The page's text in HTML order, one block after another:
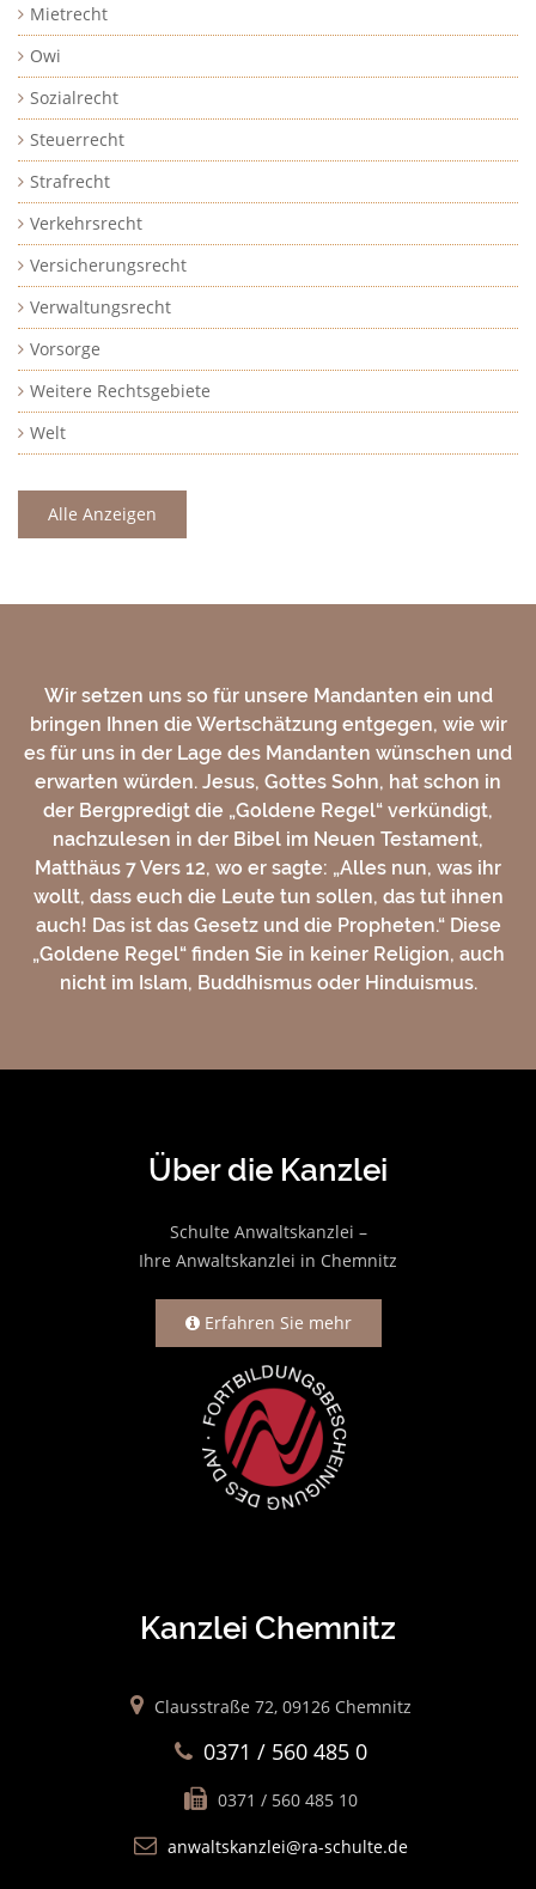
Mietrecht
Owi
Sozialrecht
Steuerrecht
Strafrecht
Verkehrsrecht
Versicherungsrecht
Verwaltungsrecht
Vorsorge
Weitere Rechtsgebiete
Welt
Alle Anzeigen
Wir setzen uns so für unsere Mandanten ein und
bringen Ihnen die Wertschätzung entgegen, wie wir
es für uns in der Lage des Mandanten wünschen und
erwarten würden. Jesus, Gottes Sohn, hat schon in
der Bergpredigt die „Goldene Regel“ verkündigt,
nachzulesen in der Bibel im Neuen Testament,
Matthäus 7 Vers 12, wo er sagte: „Alles nun, was ihr
wollt, dass euch die Leute tun sollen, das tut ihnen
auch! Das ist das Gesetz und die Propheten.“ Diese
„Goldene Regel“ finden Sie in keiner Religion, auch
nicht im Islam, Buddhismus oder Hinduismus.
Über die Kanzlei
Schulte Anwaltskanzlei –
Ihre Anwaltskanzlei in Chemnitz
Erfahren Sie mehr
Kanzlei Chemnitz
Clausstraße 72, 09126 Chemnitz
0371 / 560 485 0
0371 / 560 485 10
anwaltskanzlei@ra-schulte.de